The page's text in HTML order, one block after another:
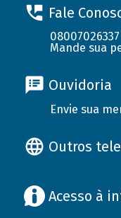
Fale
08007026337
Mande sua
Ouvidoria
Envie sua
Outros
Acesso à